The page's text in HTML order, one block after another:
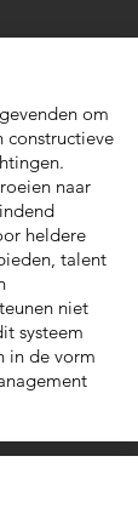
om
constructieve
naar
heldere
talent
niet
systeem
in de vorm